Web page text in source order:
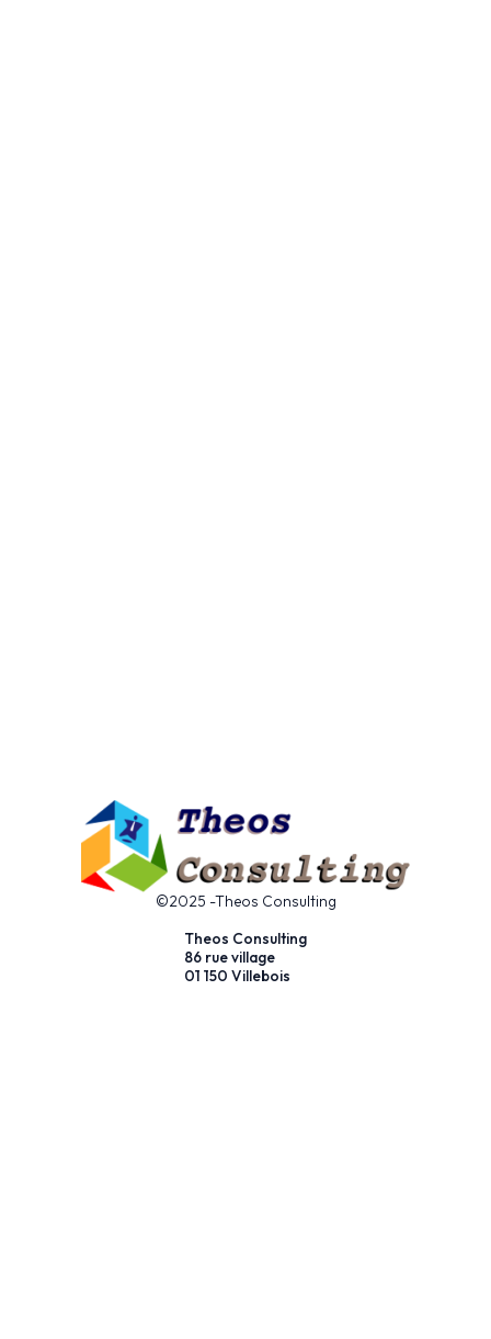
©2025 -Theos Consulting
Theos Consulting
86 rue village
01 150 Villebois